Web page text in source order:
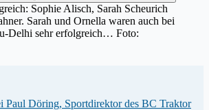
Sophie Alisch, Sarah Scheurich
Sarah und Ornella waren auch bei
Delhi sehr erfolgreich… Foto:
Paul Döring, Sportdirektor des BC Traktor